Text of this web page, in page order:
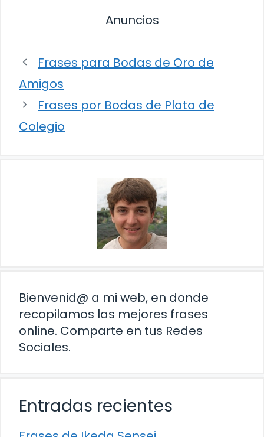
Anuncios
Frases para Bodas de Oro de
Amigos
Frases por Bodas de Plata de
Colegio
Bienvenid@ a mi web, en donde
recopilamos las mejores frases
online. Comparte en tus Redes
Sociales.
Entradas recientes